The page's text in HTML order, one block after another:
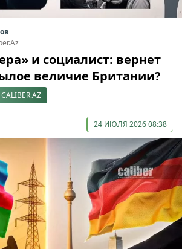
и социалист: вернет
величие Британии?
24 ИЮЛЯ 2026 08:38